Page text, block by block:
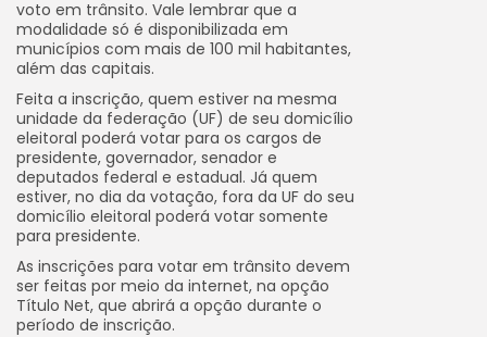
voto em trânsito. Vale lembrar que a
modalidade só é disponibilizada em
municípios com mais de 100 mil habitantes,
além das capitais.
Feita a inscrição, quem estiver na mesma
unidade da federação (UF) de seu domicílio
eleitoral poderá votar para os cargos de
presidente, governador, senador e
deputados federal e estadual. Já quem
estiver, no dia da votação, fora da UF do seu
domicílio eleitoral poderá votar somente
para presidente.
As inscrições para votar em trânsito devem
ser feitas por meio da internet, na opção
Título Net, que abrirá a opção durante o
período de inscrição.